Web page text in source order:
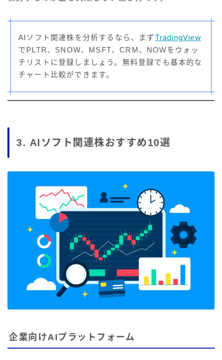
AIソフト関連株を分析するなら、まずTradingView
でPLTR、SNOW、MSFT、CRM、NOWをウォッ
チリストに登録しましょう。無料登録でも基本的な
チャート比較ができます。
3. AIソフト関連株おすすめ10選
企業向けAIプラットフォーム